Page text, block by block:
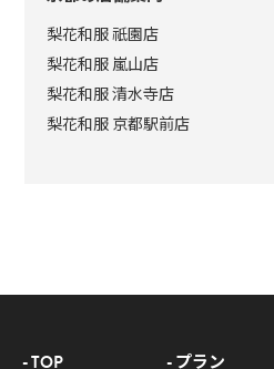
梨花和服 祇園店
梨花和服 嵐山店
梨花和服 清水寺店
梨花和服 京都駅前店
TOP プラン